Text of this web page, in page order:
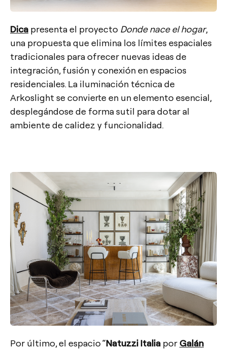
Dica presenta el proyecto Donde nace el hogar,
una propuesta que elimina los límites espaciales
tradicionales para ofrecer nuevas ideas de
integración, fusión y conexión en espacios
residenciales. La iluminación técnica de
Arkoslight se convierte en un elemento esencial,
desplegándose de forma sutil para dotar al
ambiente de calidez y funcionalidad.
Por último, el espacio “Natuzzi Italia por Galán